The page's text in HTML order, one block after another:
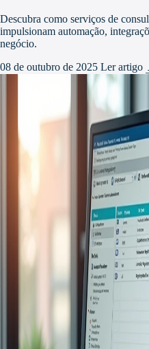
Descubra como serviços de
impulsionam automação,
negócio.
08 de outubro de 2025 Ler artigo